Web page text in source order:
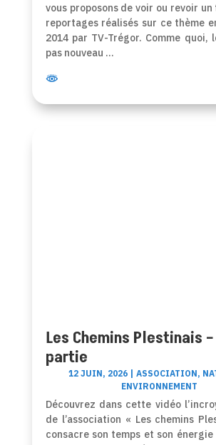
vous proposons de voir ou revoir
reportages réalisés sur ce thème
2014 par TV-Trégor. Comme quoi,
pas nouveau …
Les Chemins Plestinais
partie
12 JUIN, 2026 |ASSOCIATION,
ENVIRONNEMENT
Découvrez dans cette vidéo
de l’association « Les chemins
consacre son temps et son énergie